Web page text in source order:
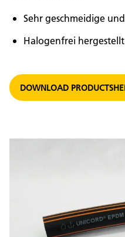
Sehr geschmeidige
Halogenfrei hergestellt
DOWNLOAD